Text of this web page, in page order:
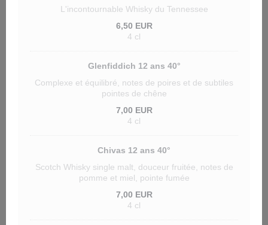
L'incontournable Whisky du Tennessee
6,50 EUR
4 cl
Glenfiddich 12 ans 40°
Complexe et équilibré, notes de poires et de subtiles
pointes de chêne
7,00 EUR
4 cl
Chivas 12 ans 40°
Scotch Whisky single malt, douceur fruitée, notes de
pomme et miel, pointe fumée
7,00 EUR
4 cl